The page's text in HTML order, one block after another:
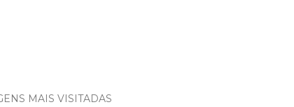
MAIS VISITADAS